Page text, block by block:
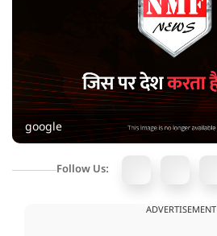
google
Follow Us:
ADVERTISEMENT